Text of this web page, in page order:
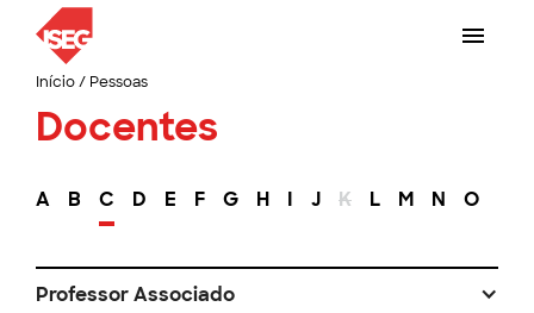
Início/ Pessoas
Docentes
A B C D E F G H I J K L M N O
Professor Associado